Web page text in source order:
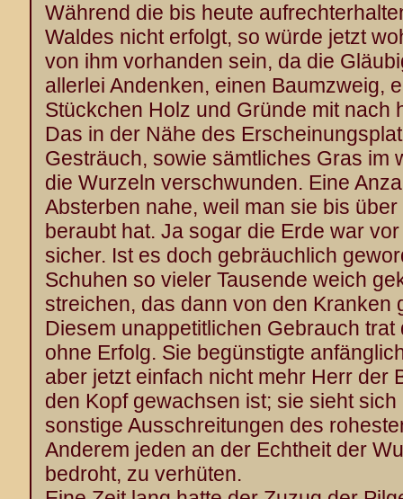
Während die bis heute
Waldes nicht erfolgt, so würde jetzt
von ihm vorhanden sein, da die
allerlei Andenken, einen Baumzweig,
Stückchen Holz und Gründe mit nach
Das in der Nähe des
Gesträuch, sowie sämtliches Gras im
die Wurzeln verschwunden. Eine
Absterben nahe, weil man sie bis
beraubt hat. Ja sogar die Erde war
sicher. Ist es doch gebräuchlich
Schuhen so vieler Tausende weich
streichen, das dann von den Kranken
Diesem unappetitlichen Gebrauch
ohne Erfolg. Sie begünstigte
aber jetzt einfach nicht mehr Herr der
den Kopf gewachsen ist; sie sieht
sonstige Ausschreitungen des
Anderem jeden an der Echtheit der
bedroht, zu verhüten.